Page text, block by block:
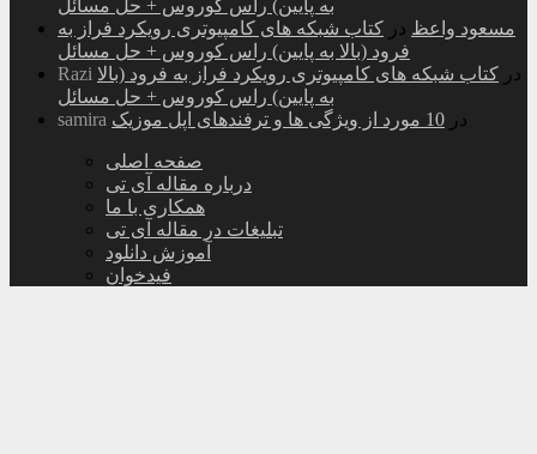
به پایین) راس کوروس + حل مسائل
مسعود واعظ در کتاب شبکه های کامپیوتری رویکرد فراز به
فرود (بالا به پایین) راس کوروس + حل مسائل
Razi
در کتاب شبکه های کامپیوتری رویکرد فراز به فرود (بالا
به پایین) راس کوروس + حل مسائل
samira
در 10 مورد از ویژگی ها و ترفندهای اپل موزیک
صفحه اصلی
درباره مقاله آی تی
همکاری با ما
تبلیغات در مقاله آی تی
آموزش دانلود
فیدخوان